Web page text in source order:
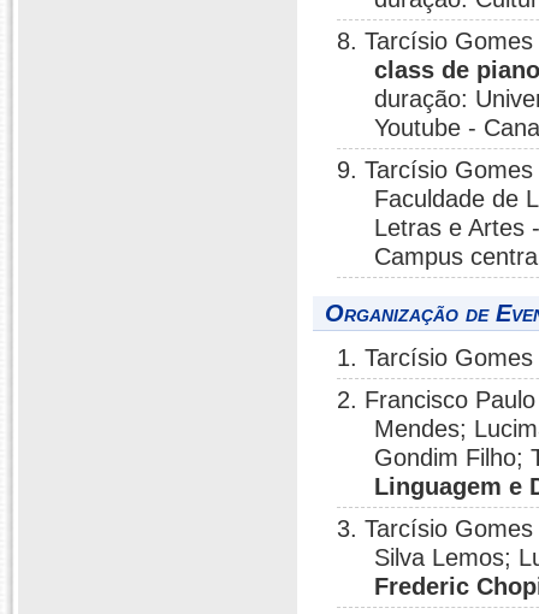
8. Tarcísio
class de
duração:
Youtube -
9. Tarcísio
Faculdade de
Letras e Artes
Campus
Organização de
1. Tarcísio
2. Francisco
Mendes;
Gondim Filho;
Linguagem e
3. Tarcísio
Silva Lemos;
Frederic